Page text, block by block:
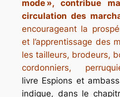
mode », contribue
circulation des
encourageant la
et l’apprentissage des
les tailleurs, brodeurs,
cordonniers,
livre Espions et
indique, dans le